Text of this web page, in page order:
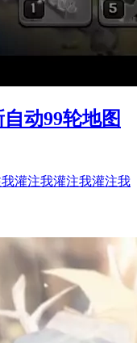
动99轮地图
灌注我灌注我灌注我